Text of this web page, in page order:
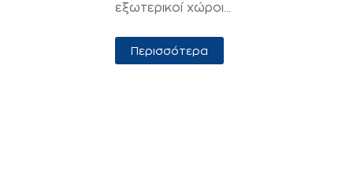
εξωτερικοί χώροι...
Περισσότερα